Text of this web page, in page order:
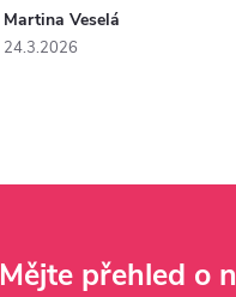
Martina Veselá
24.3.2026
Mějte přehled o